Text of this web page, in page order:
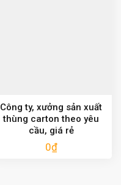
Công ty, xưởng sản xuất
thùng carton theo yêu
cầu, giá rẻ
0₫